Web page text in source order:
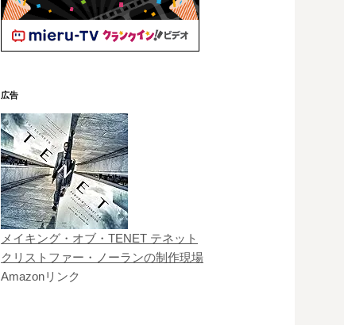
広告
メイキング・オブ・TENET テネット
クリストファー・ノーランの制作現場
Amazonリンク